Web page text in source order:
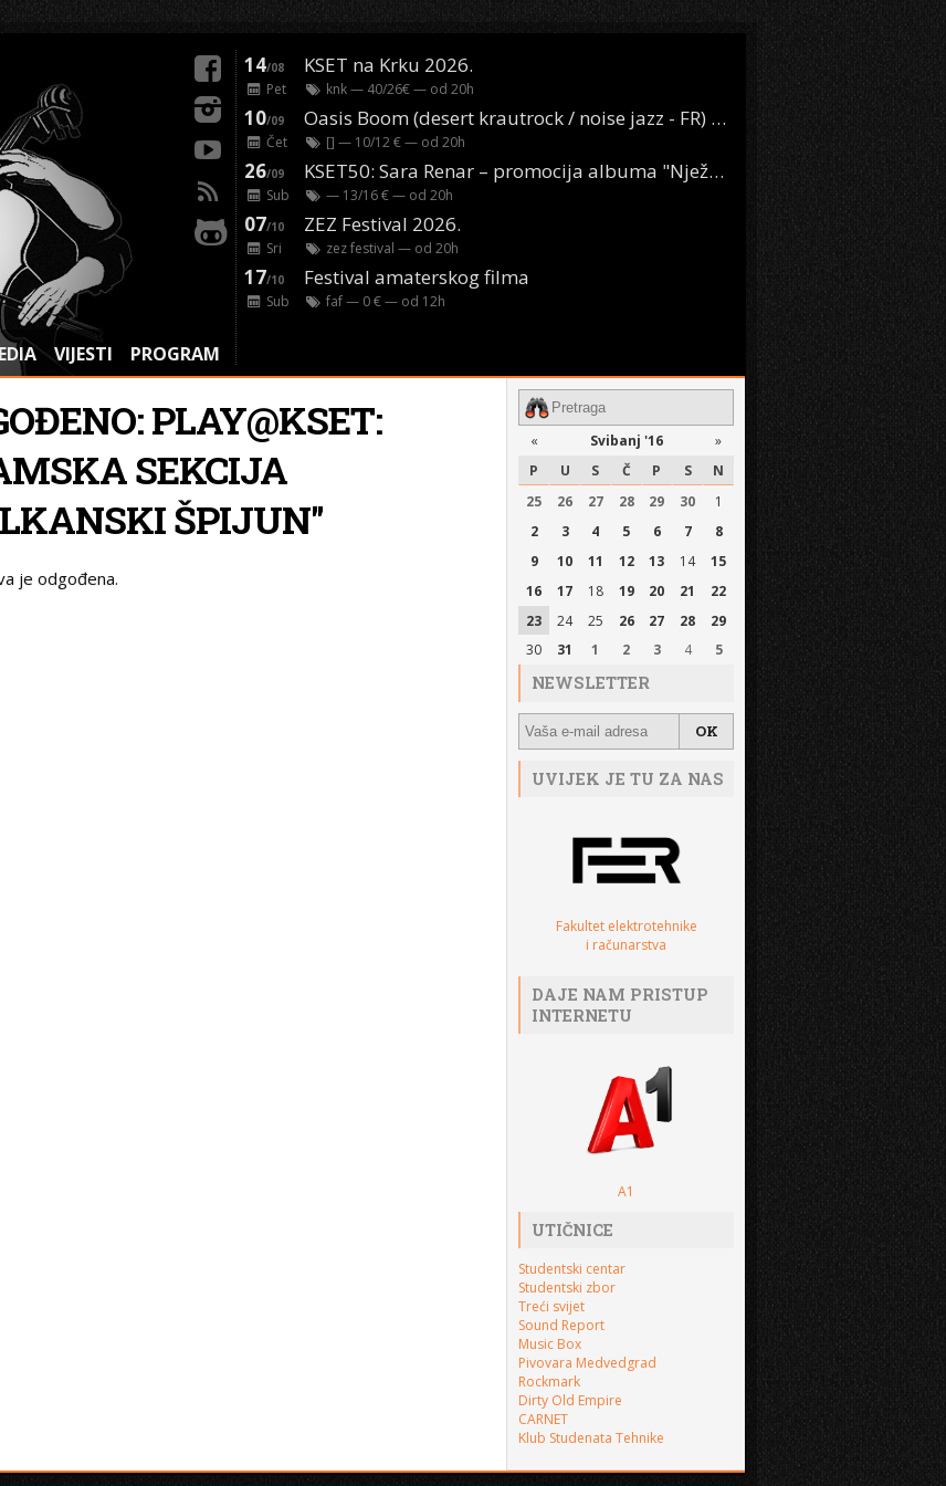
VIJESTI PROGRAM
14/08 KSET na Krku 2026.
Pet knk— 40/26€ — od 20h
10/09 Oasis Boom (desert krautrock / noise jazz - FR) @ KONTEJNER
Čet [] — 10/12 € — od 20h
26/09 KSET50: Sara Renar – promocija albuma "Nježne riječi" @ Močvara
Sub — 13/16 € — od 20h
07/10 ZEZ Festival 2026.
Sri zez festival — od 20h
17/10 Festival amaterskog filma
Sub faf— 0 € — od 12h
PLAY@KSET:
SEKCIJA
ŠPIJUN"
je odgođena.
« Svibanj '16
»
P
U S Č P S
N
25
26 27 28 29 30
1
2
3 4 5 6 7
8
9
10 11 12 13 14
15
16
17 18 19 20 21
22
23
24 25 26 27 28
29
30
31 1 2 3 4 5
NEWSLETTER
UVIJEK JE TU ZA NAS
Fakultet elektrotehnike
i računarstva
DAJE NAM PRISTUP
INTERNETU
A1
UTIČNICE
Studentski centar
Studentski zbor
Treći svijet
Sound Report
Music Box
Pivovara Medvedgrad
Rockmark
Dirty Old Empire
CARNET
Klub Studenata Tehnike